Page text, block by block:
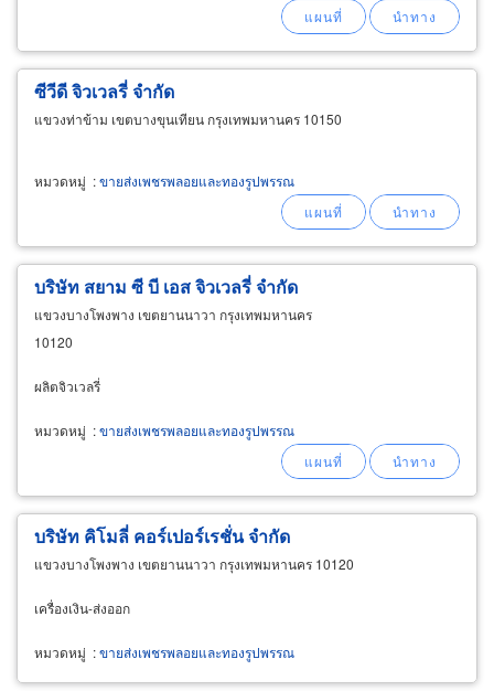
ซีวีดี จิวเวลรี่ จำกัด
แขวงท่าข้าม เขตบางขุนเทียน กรุงเทพมหานคร 10150
หมวดหมู่ :ขายส่งเพชรพลอยและทองรูปพรรณ
บริษัท สยาม ซี บี เอส จิวเวลรี่ จำกัด
แขวงบางโพงพาง เขตยานนาวา กรุงเทพมหานคร
10120
ผลิตจิวเวลรี่
หมวดหมู่ :ขายส่งเพชรพลอยและทองรูปพรรณ
บริษัท คิโมลี่ คอร์เปอร์เรชั่น จำกัด
แขวงบางโพงพาง เขตยานนาวา กรุงเทพมหานคร 10120
เครื่องเงิน-ส่งออก
หมวดหมู่ :ขายส่งเพชรพลอยและทองรูปพรรณ